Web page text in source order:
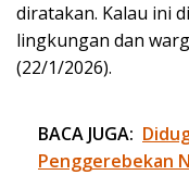
diratakan. Kalau ini
lingkungan dan
(22/1/2026).
BACA JUGA:
Penggerebekan